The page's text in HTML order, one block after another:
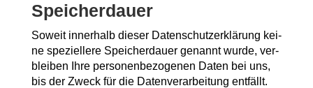
Spei­cher­dau­er
Soweit inner­halb die­ser Daten­schutz­er­klä­rung kei­
ne spe­zi­el­le­re Spei­cher­dau­er genannt wur­de, ver­
blei­ben Ihre per­so­nen­be­zo­ge­nen Daten bei uns,
bis der Zweck für die Daten­ver­ar­bei­tung ent­fällt.